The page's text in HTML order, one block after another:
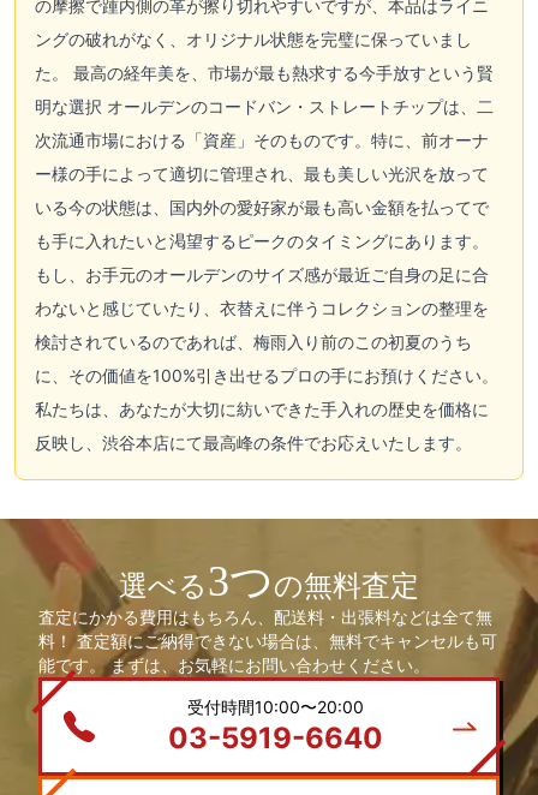
の摩擦で踵内側の革が擦り切れやすいですが、本品はライニ
ングの破れがなく、オリジナル状態を完璧に保っていまし
た。 最高の経年美を、市場が最も熱求する今手放すという賢
明な選択 オールデンのコードバン・ストレートチップは、二
次流通市場における「資産」そのものです。特に、前オーナ
ー様の手によって適切に管理され、最も美しい光沢を放って
いる今の状態は、国内外の愛好家が最も高い金額を払ってで
も手に入れたいと渇望するピークのタイミングにあります。
もし、お手元のオールデンのサイズ感が最近ご自身の足に合
わないと感じていたり、衣替えに伴うコレクションの整理を
検討されているのであれば、梅雨入り前のこの初夏のうち
に、その価値を100%引き出せるプロの手にお預けください。
私たちは、あなたが大切に紡いできた手入れの歴史を価格に
反映し、渋谷本店にて最高峰の条件でお応えいたします。
選べる3つの無料査定
査定にかかる費用はもちろん、配送料・出張料などは全て無
料！ 査定額にご納得できない場合は、無料でキャンセルも可
能です。 まずは、お気軽にお問い合わせください。
受付時間10:00〜20:00
03-5919-6640